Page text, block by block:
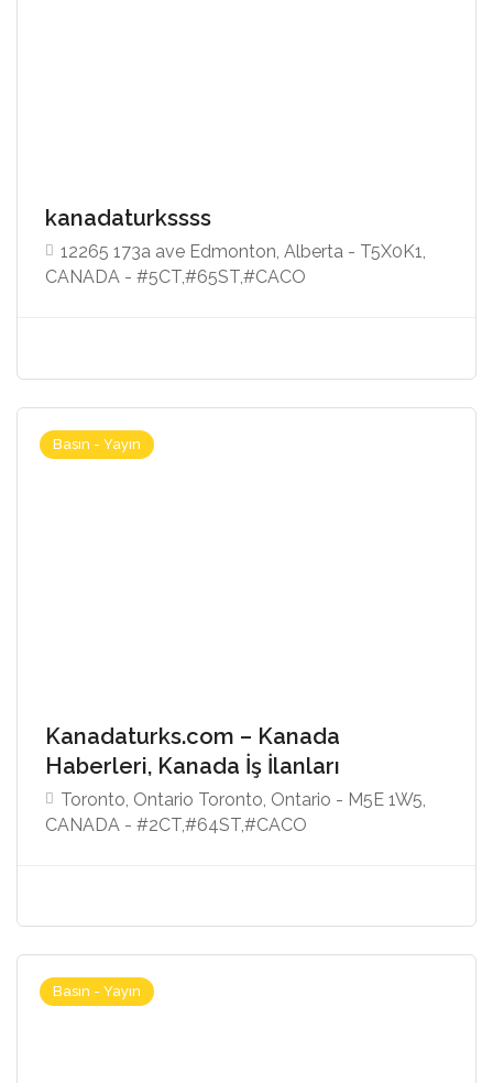
kanadaturkssss
12265 173a ave Edmonton, Alberta - T5X0K1,
CANADA - #5CT,#65ST,#CACO
Basın - Yayın
Kanadaturks.com – Kanada
Haberleri, Kanada İş İlanları
Toronto, Ontario Toronto, Ontario - M5E 1W5,
CANADA - #2CT,#64ST,#CACO
Basın - Yayın